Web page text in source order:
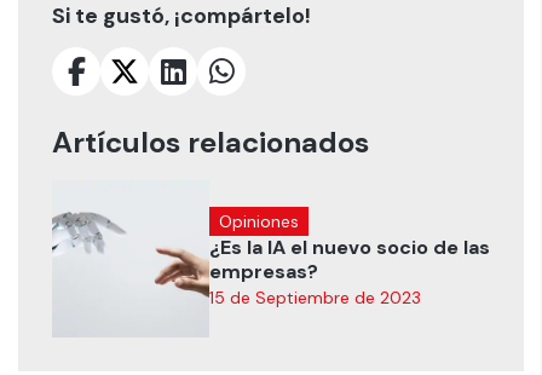
Si te gustó, ¡compártelo!
Artículos relacionados
Opiniones
¿Es la IA el nuevo socio de las
empresas?
15 de Septiembre de 2023